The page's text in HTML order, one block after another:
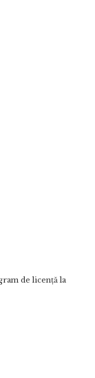
de licență la